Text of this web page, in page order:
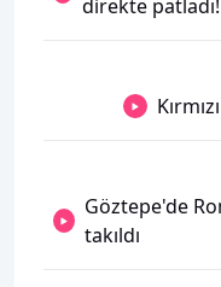
direkte patladı!
Göztepe'de
takıldı